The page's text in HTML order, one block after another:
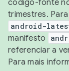
código-fonte
trimestres.
android-
manifesto
referenciar a
Para mais